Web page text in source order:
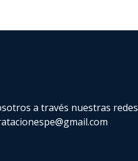
a través nuestras redes